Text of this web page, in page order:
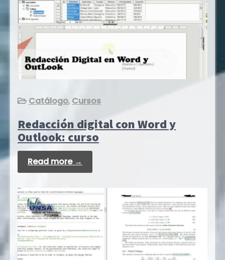
Catálogo, Cursos
Redacción digital con Word y
Outlook: curso
Read more →